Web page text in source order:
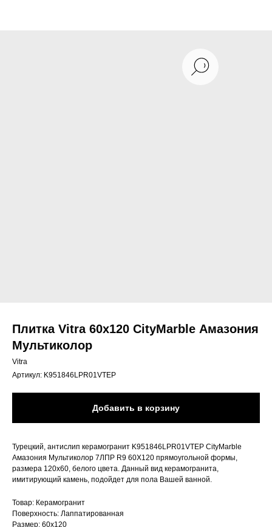
Плитка Vitra 60х120 CityMarble Амазония
Мультиколор
Vitra
Артикул: K951846LPR01VTEP
Добавить в корзину
Турецкий, антислип керамогранит K951846LPR01VTEP CityMarble
Амазония Мультиколор 7ЛПР R9 60X120 прямоугольной формы,
размера 120x60, белого цвета. Данный вид керамогранита,
имитирующий камень, подойдет для пола Вашей ванной.
Товар: Керамогранит
Поверхность: Лаппатированная
Размер: 60х120